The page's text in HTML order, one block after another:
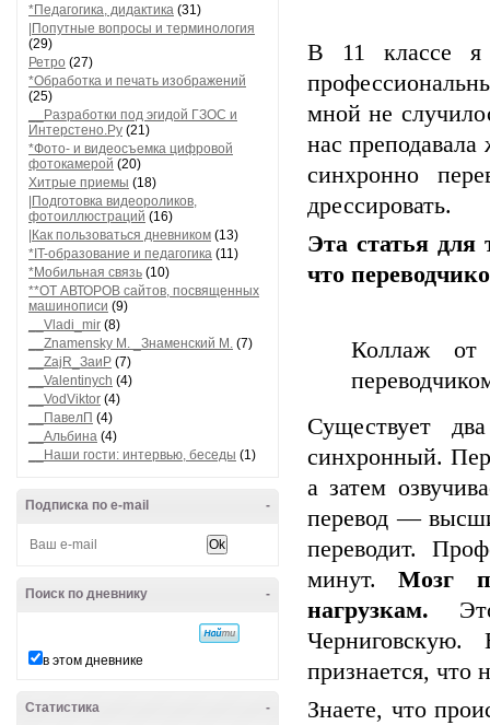
*Педагогика, дидактика (31)
|Попутные вопросы и терминология
(29)
Ретро (27)
*Обработка и печать изображений
(25)
__Разработки под эгидой ГЗОС и
Интерстено.Ру (21)
*Фото- и видеосъемка цифровой
фотокамерой (20)
Хитрые приемы (18)
|Подготовка видеороликов,
фотоиллюстраций (16)
|Как пользоваться дневником (13)
*IT-образование и педагогика (11)
*Мобильная связь (10)
**ОТ АВТОРОВ сайтов, посвященных
машинописи (9)
__Vladi_mir (8)
__Znamensky M. _Знаменский М. (7)
__ZajR_ЗаиР (7)
__Valentinych (4)
__VodViktor (4)
__ПавелП (4)
__Альбина (4)
__Наши гости: интервью, беседы (1)
-
Подписка по e-mail
-
Поиск по дневнику
в этом дневнике
-
Статистика
В 11 классе я
мной не
нас
синхронно
дрессировать.
Эта статья для
что
Коллаж от
Существует
синхронный.
а затем
перевод —
переводит.
минут.Мозг
нагрузкам.
признается, что
Знаете, что